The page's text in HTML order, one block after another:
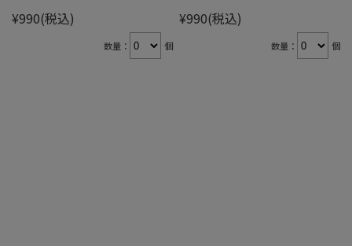
¥990(税込)
数量： 個
¥990(税込)
数量： 個